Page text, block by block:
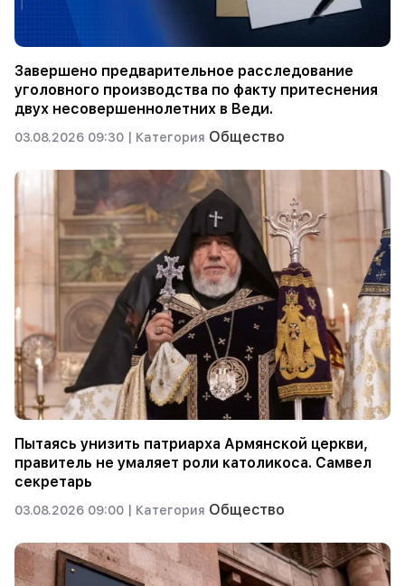
Завершено предварительное расследование
уголовного производства по факту притеснения
двух несовершеннолетних в Веди.
03.08.2026 09:30 | Категория Общество
Пытаясь унизить патриарха Армянской церкви,
правитель не умаляет роли католикоса. Самвел
секретарь
03.08.2026 09:00 | Категория Общество